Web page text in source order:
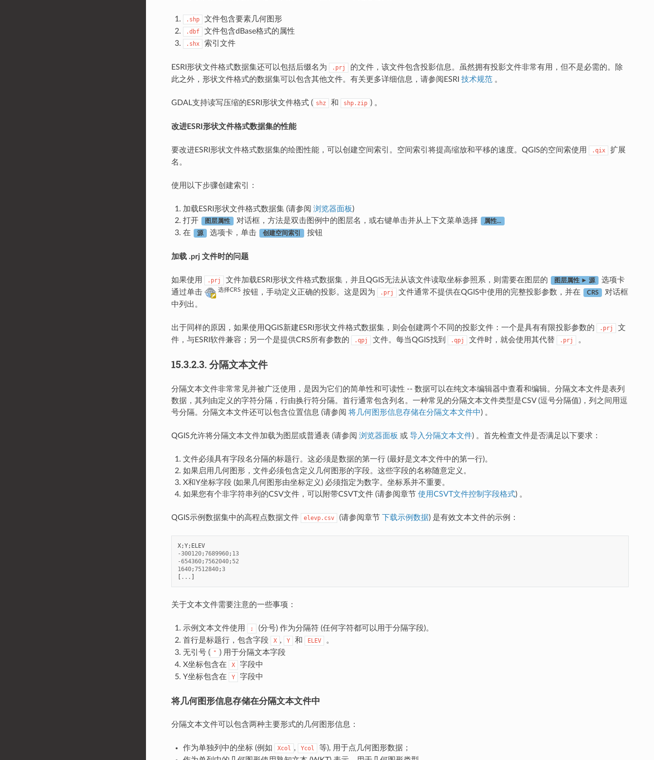
.shp 文件包含要素几何图形
.dbf 文件包含dBase格式的属性
.shx 索引文件
ESRI形状文件格式数据集还可以包括后缀名为 .prj
的文件，该文件包含投影信息。虽然拥有投影文件非常有用，但不是必需的。除
此之外，形状文件格式的数据集可以包含其他文件。有关更多详细信息，请参阅ESRI 技术规范。
GDAL支持读写压缩的ESRI形状文件格式 ( shz 和 shp.zip ) 。
改进ESRI形状文件格式数据集的性能
要改进ESRI形状文件格式数据集的绘图性能，可以创建空间索引。空间索引将提高缩放和平移的速度。QGIS的空间索使用 .qix
扩展
名。
使用以下步骤创建索引：
加载ESRI形状文件格式数据集 (请参阅 浏览器面板)
打开
图层属性 对话框，方法是双击图例中的图层名，或右键单击并从上下文菜单选择 属性...
在 源 选项卡，单击 创建空间索引 按钮
加载 .prj 文件时的问题
如果使用 .prj 文件加载ESRI形状文件格式数据集，并且QGIS无法从该文件读取坐标参照系，则需要在图层的 图层属性 ► 源
选项卡
通过单击
选择CRS 按钮，手动定义正确的投影。这是因为 .prj 文件通常不提供在QGIS中使用的完整投影参数，并在 CRS
对话框
中列出。
出于同样的原因，如果使用QGIS新建ESRI形状文件格式数据集，则会创建两个不同的投影文件：一个是具有有限投影参数的 .prj
文
件，与ESRI软件兼容；另一个是提供CRS所有参数的
.qpj 文件。每当QGIS找到 .qpj 文件时，就会使用其代替 .prj 。
15.3.2.3. 分隔文本文件
分隔文本文件非常常见并被广泛使用，是因为它们的简单性和可读性 -- 数据可以在纯文本编辑器中查看和编辑。分隔文本文件是表列
数据，其列由定义的字符分隔，行由换行符分隔。首行通常包含列名。一种常见的分隔文本文件类型是CSV (逗号分隔值)，列之间用逗
号分隔。分隔文本文件还可以包含位置信息 (请参阅 将几何图形信息存储在分隔文本文件中) 。
QGIS允许将分隔文本文件加载为图层或普通表 (请参阅 浏览器面板 或 导入分隔文本文件) 。首先检查文件是否满足以下要求：
文件必须具有字段名分隔的标题行。这必须是数据的第一行 (最好是文本文件中的第一行)。
如果启用几何图形，文件必须包含定义几何图形的字段。这些字段的名称随意定义。
X和Y坐标字段 (如果几何图形由坐标定义) 必须指定为数字。坐标系并不重要。
如果您有个非字符串列的CSV文件，可以附带CSVT文件 (请参阅章节 使用CSVT文件控制字段格式) 。
QGIS示例数据集中的高程点数据文件 elevp.csv (请参阅章节 下载示例数据) 是有效文本文件的示例：
X;Y; ELEV
-300120;7689960; 13
-654360;7562040; 52
1640;7512840;3
...
关于文本文件需要注意的一些事项：
示例文本文件使用 ;
(分号) 作为分隔符 (任何字符都可以用于分隔字段)。
首行是标题行，包含字段
X , Y 和 ELEV
。
无引号 ( " ) 用于分隔文本字段
X坐标包含在
X
字段中
Y坐标包含在
Y 字段中
将几何图形信息存储在分隔文本文件中
分隔文本文件可以包含两种主要形式的几何图形信息：
作为单独列中的坐标 (例如 Xcol , Ycol
等), 用于点几何图形数据；